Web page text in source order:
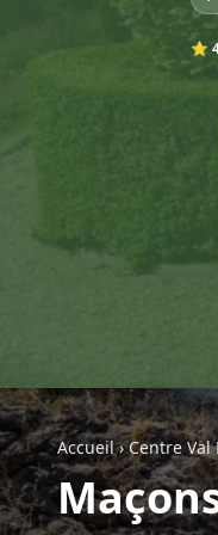
⭐
Accueil›Centre Val